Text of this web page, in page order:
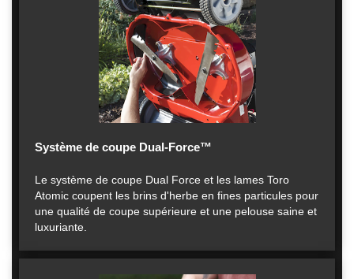
Système de coupe Dual-Force™
Le système de coupe Dual Force et les lames Toro
Atomic coupent les brins d'herbe en fines particules pour
une qualité de coupe supérieure et une pelouse saine et
luxuriante.